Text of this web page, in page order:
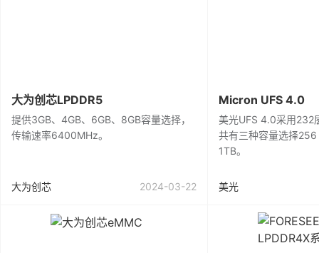
大为创芯LPDDR5
提供3GB、4GB、6GB、8GB容量选择，
传输速率6400MHz。
大为创芯 2024-03-22
Micron UFS 4.0
美光UFS 4.0采用232
共有三种容量选择
1TB。
美光